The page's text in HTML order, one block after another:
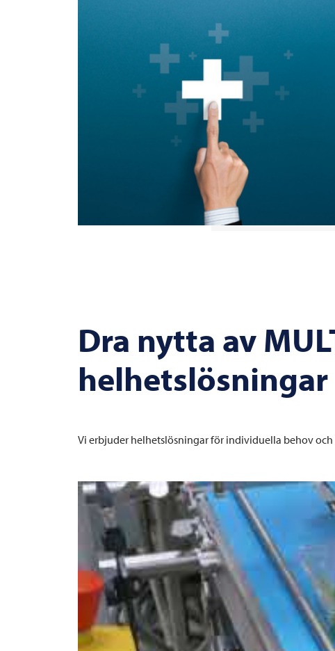
Dra nytta av
helhetslösningar
Vi erbjuder helhetslösningar för individuella behov